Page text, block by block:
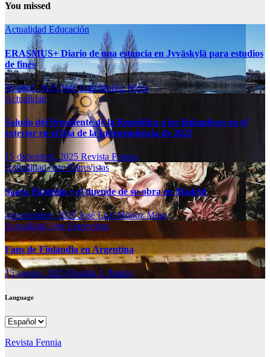
You missed
Actualidad Educación
ERASMUS+ Diario de una estancia en Jyväskylä para estudios
de finés
30 abril, 2026José Luis Muñoz Mora
Actualidad
Saludo del Presidente de la República a los finlandeses en el
exterior en el Día de la Independencia de 2025
15 diciembre, 2025 Revista Fennia
ActualidadArteEntrevistas
Saara Ekström y el duende de su obra en Madrid
4 noviembre, 2025José Luis Muñoz Mora
ActualidadArte Entrevistas
Fans de Finlandia en Argentina
15 agosto, 2025 Rosalia J. Pankiv
Language
Language
Revista Fennia